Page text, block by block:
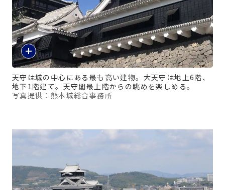
天守は城の中心にある最も高い建物。大天守は地上6階、
地下1階建て。天守閣最上階からの眺めを楽しめる。
写真提供：熊本城総合事務所